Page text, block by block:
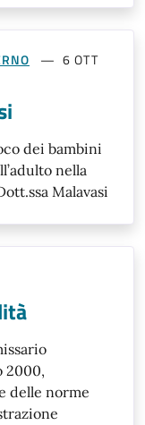
6 OTT
dei bambini
nella
Malavasi
2000,
delle norme